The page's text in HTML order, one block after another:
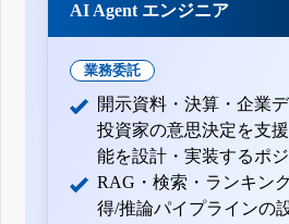
AI Agent エンジニア
業務委託
開示資料・決算・企業
投資家の意思決定を支
能を設計・実装するポジ
RAG・検索・ランキン
得/推論パイプラインの